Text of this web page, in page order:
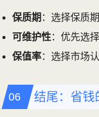
保质期 ：选择保质
可维护性：优先选
保值率：选择市场
结尾：省钱